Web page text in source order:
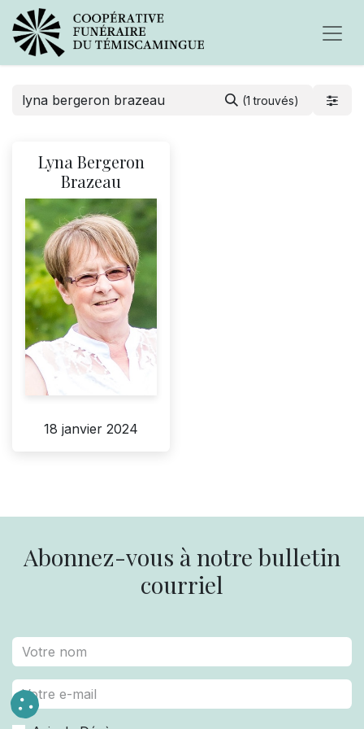
(1 trouvés)
Lyna Bergeron
Brazeau
18 janvier 2024
Abonnez-vous à notre bulletin
courriel